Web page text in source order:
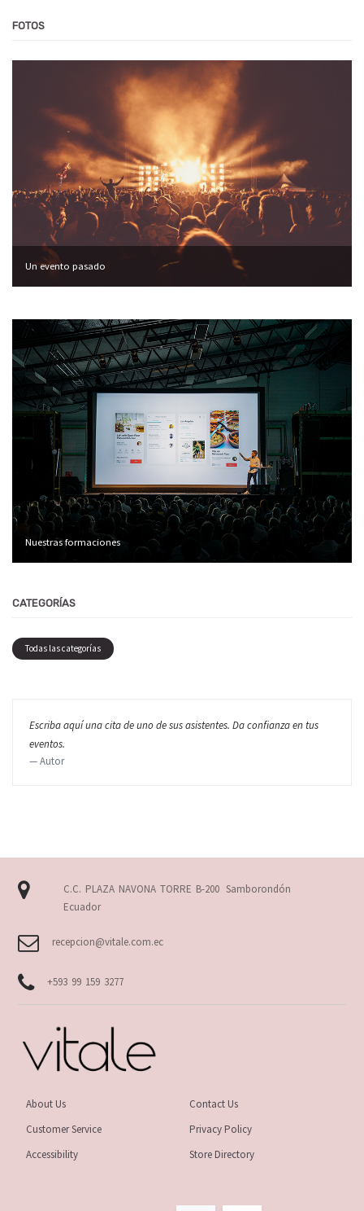
FOTOS
Un evento pasado
Nuestras formaciones
CATEGORÍAS
Todas las categorías
Escriba aquí una cita de uno de sus asistentes. Da confianza en tus
eventos.
Autor
C.C. PLAZA NAVONA TORRE B-200 Samborondón
Ecuador
recepcion@vitale.com.ec
+593 99 159 3277
About Us
Contact Us
Customer Service
Privacy Policy
Accessibility
Store Directory